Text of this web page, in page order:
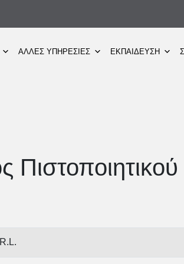
ΑΛΛΕΣ ΥΠΗΡΕΣΙΕΣ ΕΚΠΑΙΔΕΥΣΗ
Πιστοποιητικού